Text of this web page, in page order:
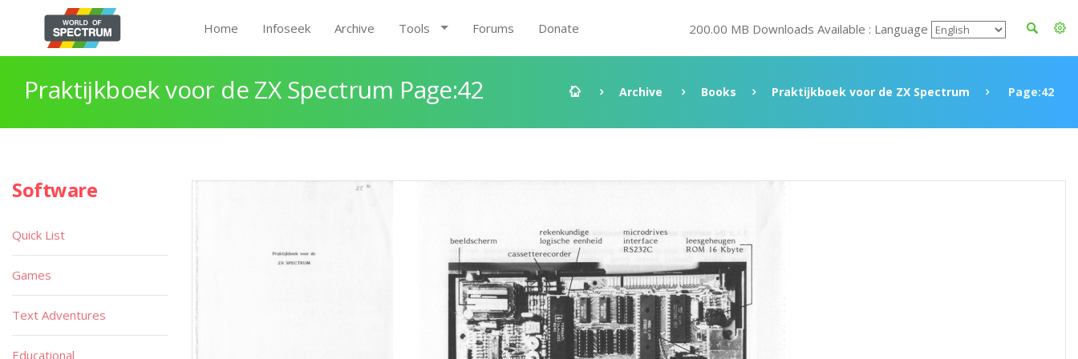
Home Infoseek Archive Tools Forums Donate 200.00 MB Downloads Available : Language
Praktijkboek voor de ZX Spectrum Page:42 Archive Books Praktijkboek voor de ZX Spectrum Page:42
Software
Quick List
Games
Text Adventures
Educational